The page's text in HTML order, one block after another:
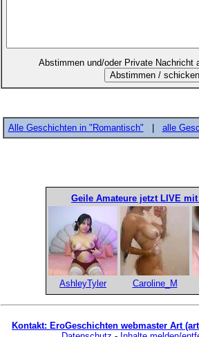
Abstimmen und/oder Private Nachricht
Alle Geschichten in "Romantisch" alle
Geile Amateure jetzt LIVE
AshleyTyler Caroline_M
Kontakt: EroGeschichten webmaster Art